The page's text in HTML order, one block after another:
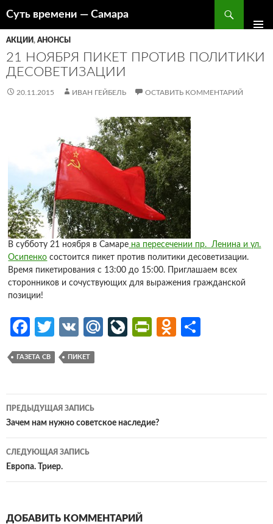
Суть времени — Самара
К
АКЦИИ, АНОНСЫ
21 НОЯБРЯ ПИКЕТ ПРОТИВ ПОЛИТИКИ
ДЕСОВЕТИЗАЦИИ
20.11.2015 ИВАН ГЕЙБЕЛЬ ОСТАВИТЬ КОММЕНТАРИЙ
В субботу 21 ноября в Самаре на пересечении пр. Ленина и ул.
Осипенко состоится пикет против политики десоветизации.
Время пикетирования с 13:00 до 15:00. Приглашаем всех
сторонников и сочуствующих для выражения гражданской
позиции!
Fa
ce
b
o
k
T
w
itt
V
K
M
Li
n
al
Pr
n
dl
O
sn ть
ГАЗЕТА СВ ПИКЕТ
Навигация
по
записям
ПРЕДЫДУЩАЯ ЗАПИСЬ
Зачем нам нужно советское наследие?
СЛЕДУЮЩАЯ ЗАПИСЬ
Европа. Триер.
ДОБАВИТЬ КОММЕНТАРИЙ